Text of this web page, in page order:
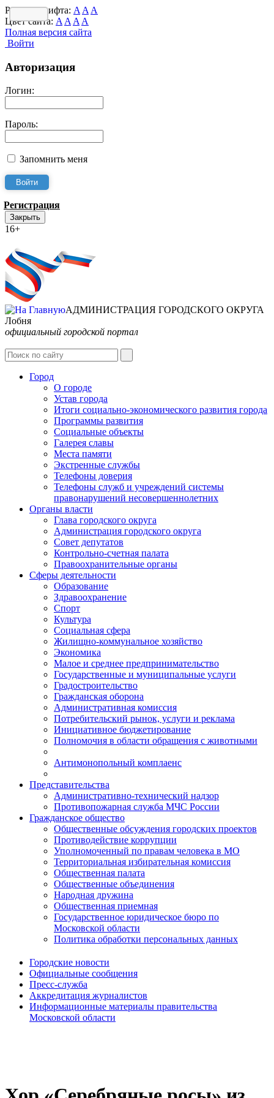
Размер шрифта: A A A
Цвет сайта: A A A A
Полная версия сайта
Войти
Авторизация
Логин:
Пароль:
Запомнить меня
Регистрация
Закрыть
16+
АДМИНИСТРАЦИЯ ГОРОДСКОГО ОКРУГА
Лобня
официальный городской портал
Город
О городе
Устав города
Итоги социально-экономического развития города
Программы развития
Социальные объекты
Галерея славы
Места памяти
Экстренные службы
Телефоны доверия
Телефоны служб и учреждений системы
правонарушений несовершеннолетних
Органы власти
Глава городского округа
Администрация городcкого округа
Совет депутатов
Контрольно-счетная палата
Правоохранительные органы
Сферы деятельности
Образование
Здравоохранение
Спорт
Культура
Социальная сфера
Жилищно-коммунальное хозяйство
Экономика
Малое и среднее предпринимательство
Государственные и муниципальные услуги
Градостроительство
Гражданская оборона
Административная комиссия
Потребительский рынок, услуги и реклама
Инициативное бюджетирование
Полномочия в области обращения с животными
Антимонопольный комплаенс
Представительства
Административно-технический надзор
Противопожарная служба МЧС России
Гражданское общество
Общественные обсуждения городских проектов
Противодействие коррупции
Уполномоченный по правам человека в МО
Территориальная избирательная комиссия
Общественная палата
Общественные объединения
Народная дружина
Общественная приемная
Государственное юридическое бюро по
Московской области
Политика обработки персональных данных
Городские новости
Официальные сообщения
Пресс-служба
Аккредитация журналистов
Информационные материалы правительства
Московской области